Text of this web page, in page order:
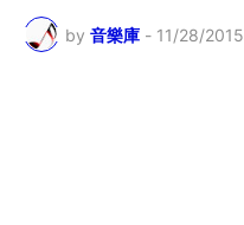
by 音樂庫 - 11/28/2015